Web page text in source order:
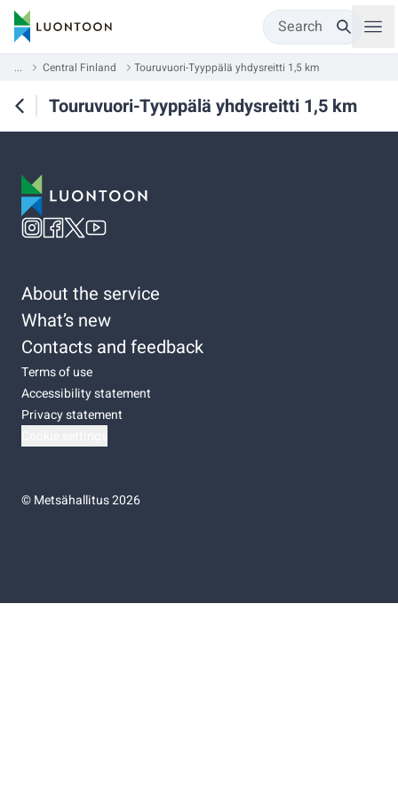
Search
... Central Finland Touruvuori-Tyyppälä yhdysreitti 1,5 km
Touruvuori-Tyyppälä yhdysreitti 1,5 km
About the service
What’s new
Contacts and feedback
Terms of use
Accessibility statement
Privacy statement
©Metsähallitus 2026